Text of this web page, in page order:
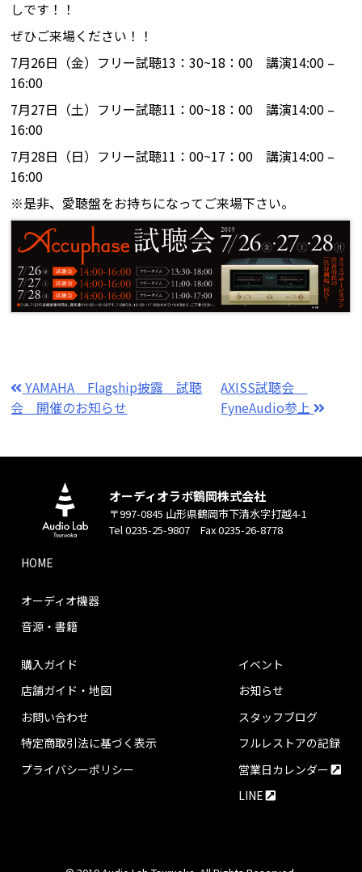
しです！！
ぜひご来場ください！！
7月26日（金）フリー試聴13：30~18：00 講演14:00 –
16:00
7月27日（土）フリー試聴11：00~18：00 講演14:00 –
16:00
7月28日（日）フリー試聴11：00~17：00 講演14:00 –
16:00
※是非、愛聴盤をお持ちになってご来場下さい。
YAMAHA Flagship披露 試聴
会 開催のお知らせ
AXISS試聴会
FyneAudio参上
オーディオラボ鶴岡株式会社
〒997-0845 山形県鶴岡市下清水字打越4-1
Tel 0235-25-9807 Fax 0235-26-8778
HOME
オーディオ機器
音源・書籍
購入ガイド
店舗ガイド・地図
お問い合わせ
特定商取引法に基づく表示
プライバシーポリシー
イベント
お知らせ
スタッフブログ
フルレストアの記録
営業日カレンダー
LINE